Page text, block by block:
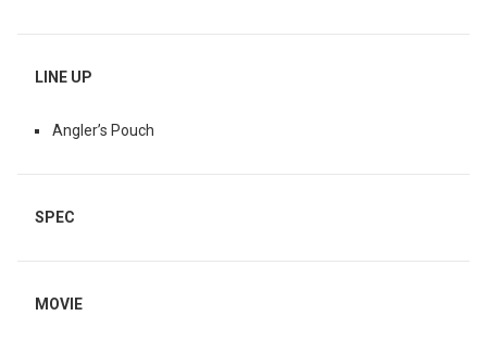
LINE UP
Angler’s Pouch
SPEC
MOVIE